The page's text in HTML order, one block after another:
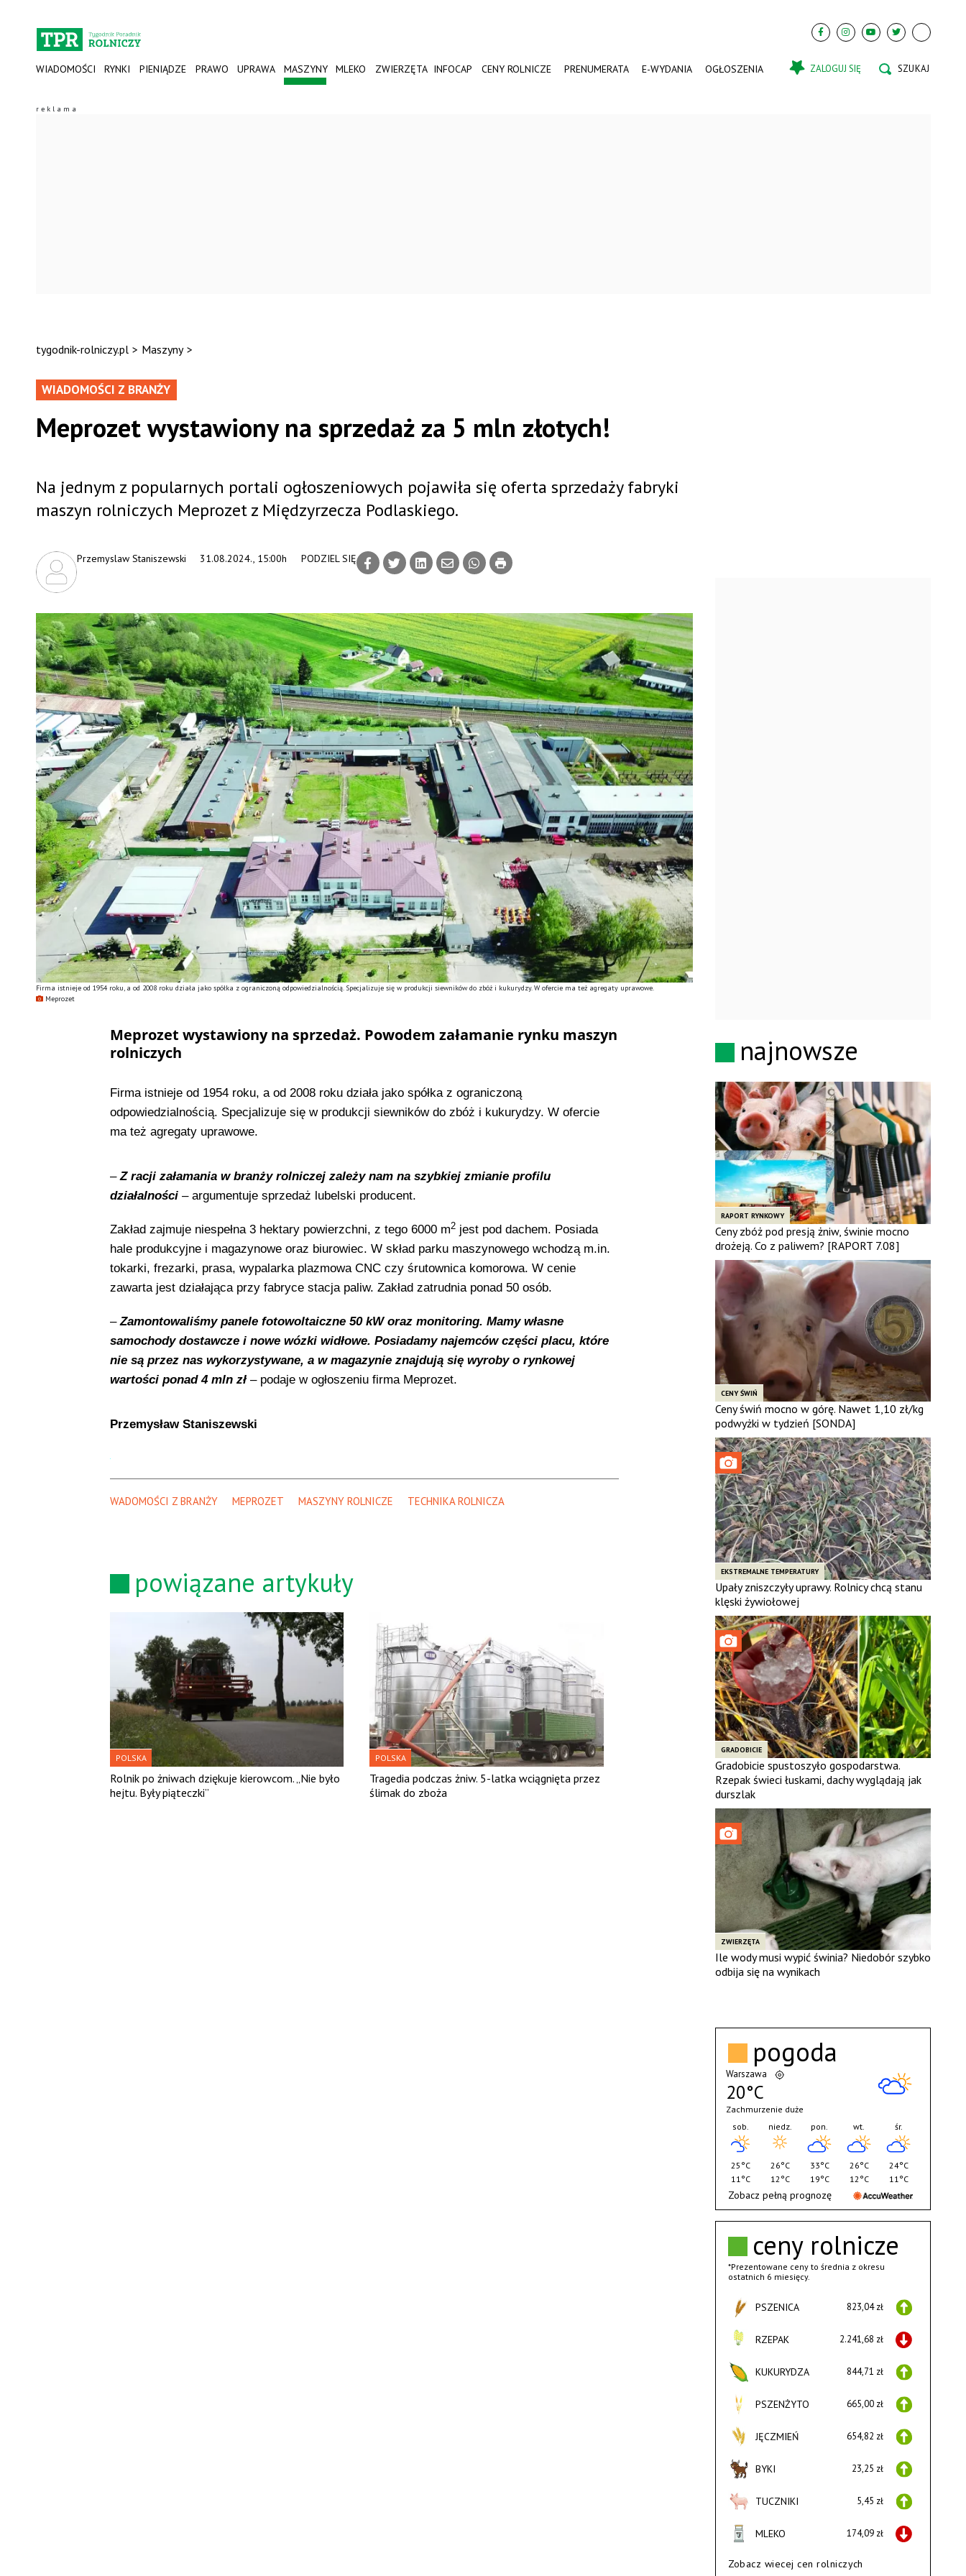
WIADOMOŚCI RYNKI PIENIĄDZE PRAWO UPRAWA MASZYNY MLEKO ZWIERZĘTA INFOCAP CENY ROLNICZE PRENUMERATA E-WYDANIA OGŁOSZENIA ZALOGUJ SIĘ
tygodnik-rolniczy.pl > Maszyny >
Firma istnieje od 1954 roku, a od 2008 roku działa jako spółka z ograniczoną odpowiedzialnością. Specjalizuje się w produkcji siewników do zbóż i kukurydzy. W ofercie ma też agregaty uprawowe.
Meprozet
WIADOMOŚCI Z BRANŻY
Meprozet wystawiony na sprzedaż za 5 mln złotych!
31.08.2024., 15:00h
Przemyslaw Staniszewski PODZIEL SIĘ
Na jednym z popularnych portali ogłoszeniowych pojawiła się oferta sprzedaży fabryki
maszyn rolniczych Meprozet z Międzyrzecza Podlaskiego.
Meprozet wystawiony na sprzedaż. Powodem załamanie rynku maszyn
rolniczych
Firma istnieje od 1954 roku, a od 2008 roku działa jako spółka z ograniczoną
odpowiedzialnością. Specjalizuje się w produkcji siewników do zbóż i kukurydzy. W ofercie
ma też agregaty uprawowe.
–Z racji załamania w branży rolniczej zależy nam na szybkiej zmianie profilu
działalności – argumentuje sprzedaż lubelski producent.
Zakład zajmuje niespełna 3 hektary powierzchni, z tego 6000 m2jest pod dachem. Posiada
hale produkcyjne i magazynowe oraz biurowiec. W skład parku maszynowego wchodzą m.in.
tokarki, frezarki, prasa, wypalarka plazmowa CNC czy śrutownica komorowa. W cenie
zawarta jest działająca przy fabryce stacja paliw. Zakład zatrudnia ponad 50 osób.
–Zamontowaliśmy panele fotowoltaiczne 50 kW oraz monitoring. Mamy własne
samochody dostawcze i nowe wózki widłowe. Posiadamy najemców części placu, które
nie są przez nas wykorzystywane, a w magazynie znajdują się wyroby o rynkowej
wartości ponad 4 mln zł – podaje w ogłoszeniu firma Meprozet.
Przemysław Staniszewski
WADOMOŚCI Z BRANŻY MEPROZET MASZYNY ROLNICZE TECHNIKA ROLNICZA
powiązane artykuły
POLSKA
Rolnik po żniwach dziękuje kierowcom. „Nie było
hejtu. Były piąteczki”
POLSKA
Tragedia podczas żniw. 5-latka wciągnięta przez
ślimak do zboża
najnowsze
RAPORT RYNKOWY
Ceny zbóż pod presją żniw, świnie mocno
drożeją. Co z paliwem? [RAPORT 7.08]
CENY ŚWIŃ
Ceny świń mocno w górę. Nawet 1,10 zł/kg
podwyżki w tydzień [SONDA]
EKSTREMALNE TEMPERATURY
Upały zniszczyły uprawy. Rolnicy chcą stanu
klęski żywiołowej
GRADOBICIE
Gradobicie spustoszyło gospodarstwa.
Rzepak świeci łuskami, dachy wyglądają jak
durszlak
ZWIERZĘTA
Ile wody musi wypić świnia? Niedobór szybko
odbija się na wynikach
ceny rolnicze
*Prezentowane ceny to średnia z okresu
ostatnich 6 miesięcy.
PSZENICA 823,04 zł
RZEPAK 2.241,68 zł
KUKURYDZA 844,71 zł
PSZENŻYTO 665,00 zł
JĘCZMIEŃ 654,82 zł
BYKI 23,25 zł
TUCZNIKI 5,45 zł
MLEKO 174,09 zł
Zobacz wiecej cen rolniczych
pogoda
Warszawa
20°C
Zachmurzenie duże
sob.
25°C
11°C
niedz.
26°C
12°C
pon.
33°C
19°C
wt.
26°C
12°C
śr.
24°C
11°C
Zobacz pełną prognozę